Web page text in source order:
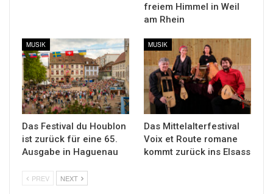
freiem Himmel in Weil
am Rhein
MUSIK
Das Festival du Houblon
ist zurück für eine 65.
Ausgabe in Haguenau
MUSIK
Das Mittelalterfestival
Voix et Route romane
kommt zurück ins Elsass
PREV NEXT